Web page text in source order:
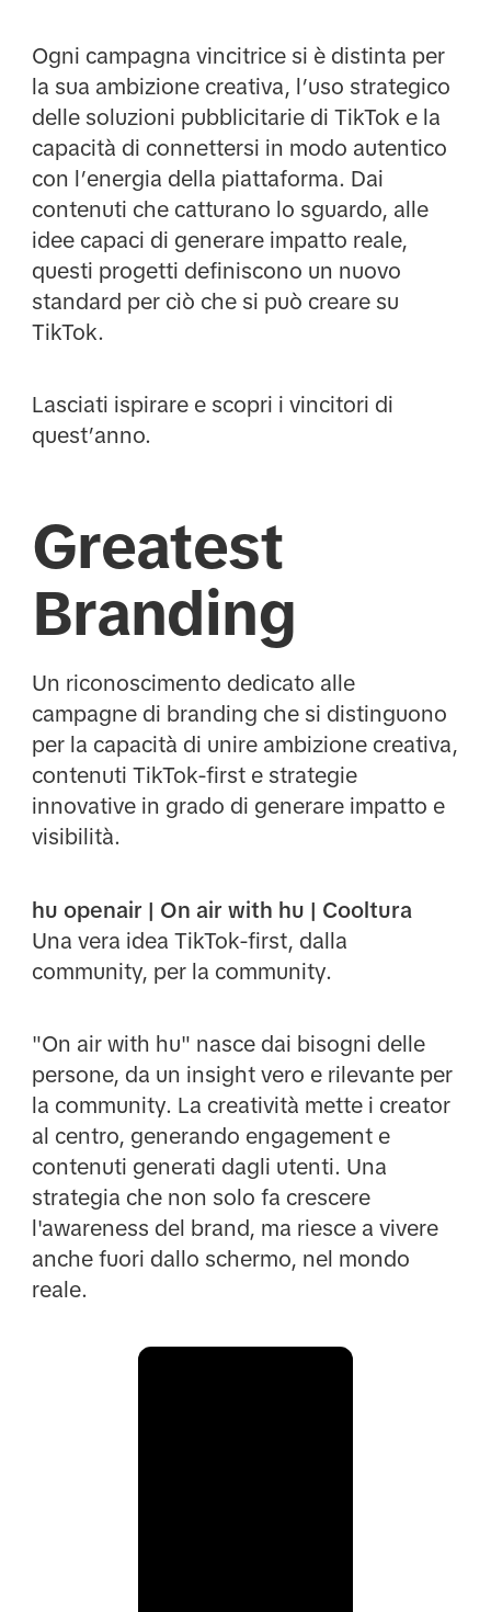
Ogni campagna vincitrice si è distinta per
la sua ambizione creativa, l’uso strategico
delle soluzioni pubblicitarie di TikTok e la
capacità di connettersi in modo autentico
con l’energia della piattaforma. Dai
contenuti che catturano lo sguardo, alle
idee capaci di generare impatto reale,
questi progetti definiscono un nuovo
standard per ciò che si può creare su
TikTok.
Lasciati ispirare e scopri i vincitori di
quest’anno.
Greatest
Branding
Un riconoscimento dedicato alle
campagne di branding che si distinguono
per la capacità di unire ambizione creativa,
contenuti TikTok-first e strategie
innovative in grado di generare impatto e
visibilità.
hu openair | On air with hu | Cooltura
Una vera idea TikTok-first, dalla
community, per la community.
"On air with hu" nasce dai bisogni delle
persone, da un insight vero e rilevante per
la community. La creatività mette i creator
al centro, generando engagement e
contenuti generati dagli utenti. Una
strategia che non solo fa crescere
l'awareness del brand, ma riesce a vivere
anche fuori dallo schermo, nel mondo
reale.